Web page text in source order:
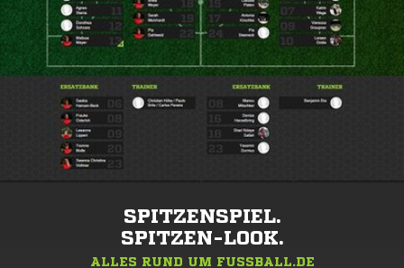
SPITZENSPIEL.
SPITZEN-LOOK.
ALLES RUND UM FUSSBALL.DE